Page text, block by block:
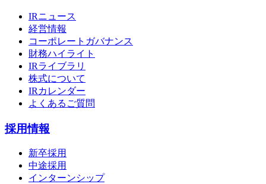
IRニュース
経営情報
コーポレートガバナンス
財務ハイライト
IRライブラリ
株式について
IRカレンダー
よくあるご質問
採用情報
新卒採用
中途採用
インターンシップ